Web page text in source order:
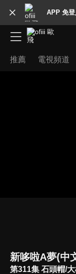
APP 免
推薦 電視頻道
新哆啦A夢(中
第311集 石頭帽/